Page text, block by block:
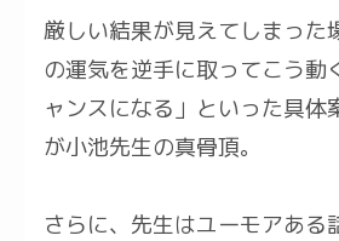
厳しい結果が見えてしまった
の運気を逆手に取ってこう動
ャンスになる」といった具体
が小池先生の真骨頂。
さらに、先生はユーモアある